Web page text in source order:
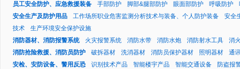
员工安全防护、应急救援装备
手部防护 脚部&腿部防护 眼面部防护 呼吸防护
安全生产及防护用品
工作场所职业危害监测分析技术与装备、个人防护装备 安全
技术
生产环境安全保护设施
消防器材、消防报警系统
火灾报警系统 消防水带 消防水炮 消防射水工具 消
消防抢险救援、消防员防护
破拆器材 洗消器材 消防员保护器材 照明器材 通
安检、安防设备、警用反恐
识别技术产品 智能楼宇产品 智能交通设备 防盗报